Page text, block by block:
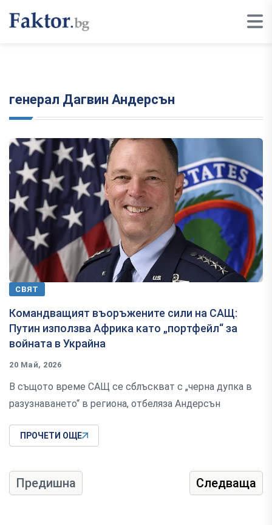
генерал Дагвин Андерсън
СВЯТ
Командващият въоръжените сили на САЩ:
Путин използва Африка като „портфейл“ за
войната в Украйна
20 Май, 2026
В същото време САЩ се сблъскват с „черна дупка в
разузнаването“ в региона, отбеляза Андерсън
ПРОЧЕТИ ОЩЕ
Предишна Следваща